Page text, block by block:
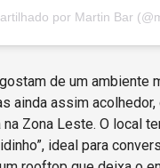
por Martin Bar
de um ambiente
ainda assim acolhedor,
Zona Leste. O local
ideal para